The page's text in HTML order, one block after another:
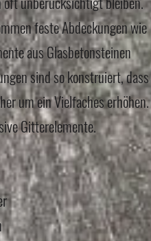
feste Abdeckungen wie
aus Glasbetonsteinen
sind so konstruiert, dass
um ein Vielfaches erhöhen.
Gitterelemente.